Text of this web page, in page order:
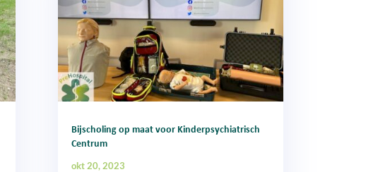
Bijscholing op maat voor Kinderpsychiatrisch
Centrum
okt 20, 2023